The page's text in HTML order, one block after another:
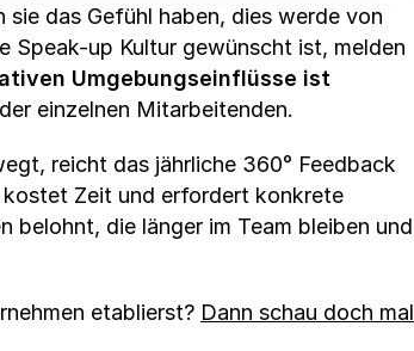
das Gefühl haben, dies werde von
Speak-up Kultur gewünscht ist, melden
Umgebungseinflüsse ist
einzelnen Mitarbeitenden.
reicht das jährliche 360° Feedback
kostet Zeit und erfordert konkrete
belohnt, die länger im Team bleiben und
etablierst? Dann schau doch mal